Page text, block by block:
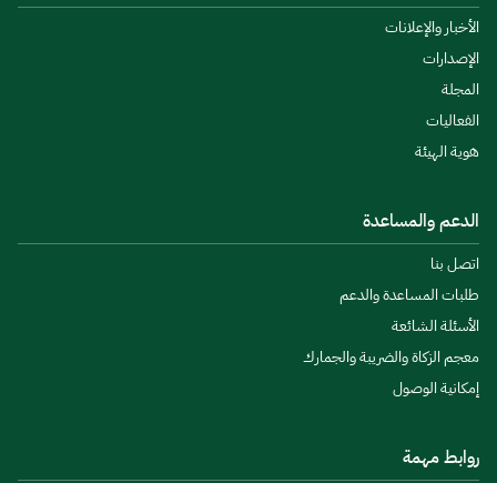
الأخبار والإعلانات
الإصدارات
المجلة
الفعاليات
هوية الهيئة
الدعم والمساعدة
اتصل بنا
طلبات المساعدة والدعم
الأسئلة الشائعة
معجم الزكاة والضريبة والجمارك
إمكانية الوصول
روابط مهمة